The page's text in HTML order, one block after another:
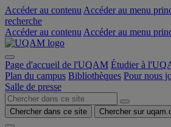
Accéder au contenu Accéder au menu
recherche
Accéder au contenu Accéder au menu
Page d'accueil de l'UQAM Étudier à
Plan du campus Bibliothèques Pour nous
Salle de presse
Chercher dans ce site Chercher sur